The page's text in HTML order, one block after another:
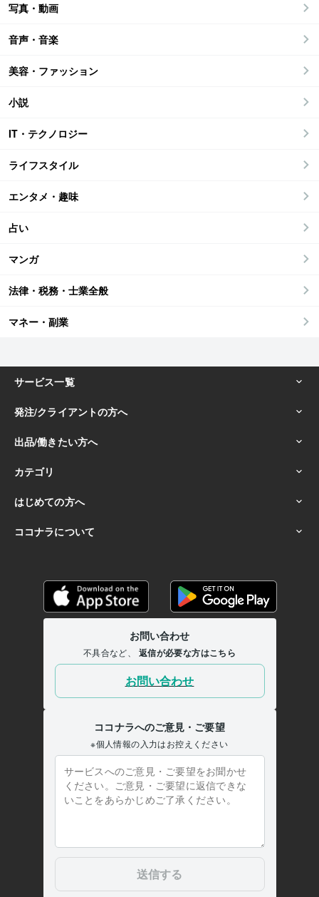
写真・動画
音声・音楽
美容・ファッション
小説
IT・テクノロジー
ライフスタイル
エンタメ・趣味
占い
マンガ
法律・税務・士業全般
マネー・副業